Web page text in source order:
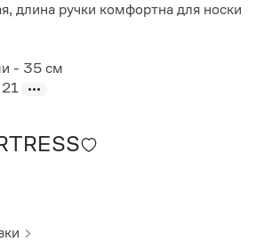
длина ручки комфортна для носки
- 35 см